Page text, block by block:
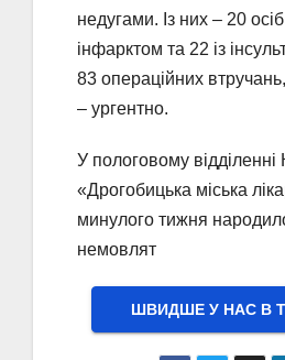
недугами. Із них – 20
інфарктом та 22 із
83 операційних
– ургентно.
У пологовому відділенні
«Дрогобицька міська
минулого тижня
немовлят
ШВИДШЕ У НАС В